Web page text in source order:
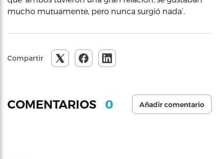
mucho mutuamente, pero nunca surgió nada’.
Compartir
COMENTARIOS 0 Añadir comentario